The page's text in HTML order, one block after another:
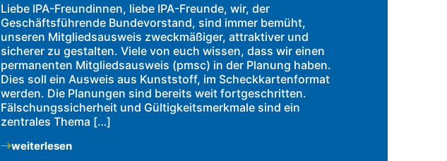
Liebe IPA-Freundinnen, liebe IPA-Freunde, wir, der
Geschäftsführende Bundevorstand, sind immer bemüht,
unseren Mitgliedsausweis zweckmäßiger, attraktiver und
sicherer zu gestalten. Viele von euch wissen, dass wir einen
permanenten Mitgliedsausweis (pmsc) in der Planung haben.
Dies soll ein Ausweis aus Kunststoff, im Scheckkartenformat
werden. Die Planungen sind bereits weit fortgeschritten.
Fälschungssicherheit und Gültigkeitsmerkmale sind ein
zentrales Thema […]
weiterlesen